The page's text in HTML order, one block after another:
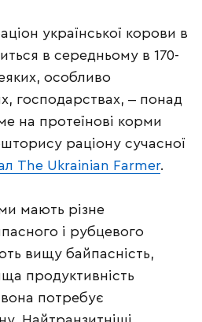
української корови в
в середньому в 170-
особливо
господарствах, ‒ понад
на протеїнові корми
раціону сучасної
The Ukrainian Farmer.
мають різне
і рубцевого
вищу байпасність,
продуктивність
потребує